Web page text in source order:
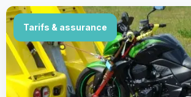
Tarifs & assurance